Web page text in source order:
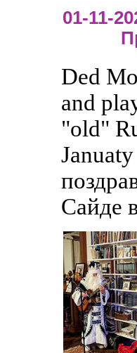
01-11-
Ded
and
"old"
Сайде